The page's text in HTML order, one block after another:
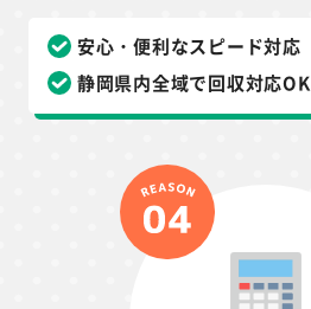
安心・便利なスピード対応
静岡県内全域で回収対応OK